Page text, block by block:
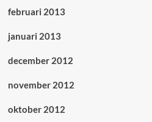
februari 2013
januari 2013
december 2012
november 2012
oktober 2012